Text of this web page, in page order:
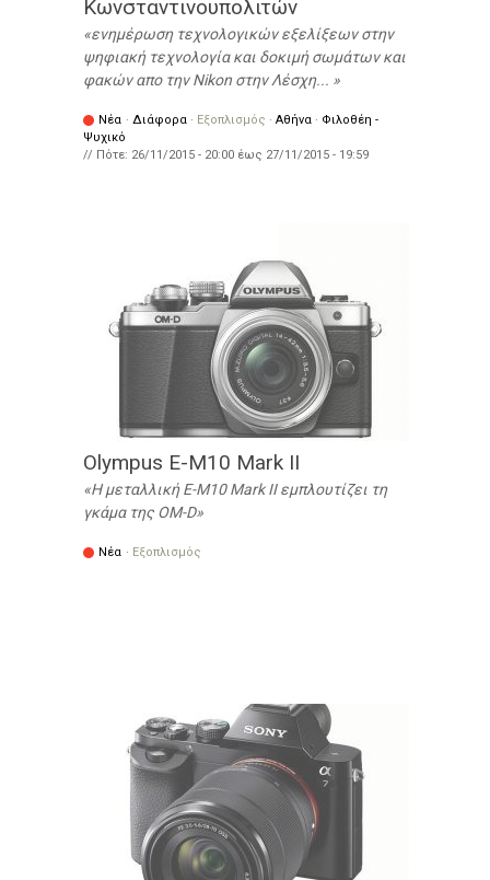
Κωνσταντινουπολιτών
ενημέρωση τεχνολογικών εξελίξεων στην
ψηφιακή τεχνολογία και δοκιμή σωμάτων και
φακών απο την Nikon στην Λέσχη...
Νέα · Διάφορα · Εξοπλισμός · Αθήνα · Φιλοθέη -
Ψυχικό
// Πότε: 26/11/2015 - 20:00 έως 27/11/2015 - 19:59
Olympus E-M10 Mark II
Η μεταλλική E-M10 Mark II εμπλουτίζει τη
γκάμα της OM-D
Νέα · Εξοπλισμός